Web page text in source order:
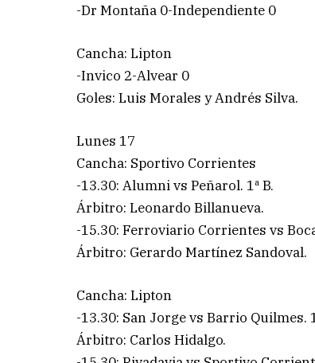
-Dr Montaña 0-Independiente 0
Cancha: Lipton
-Invico 2-Alvear 0
Goles: Luis Morales y Andrés Silva.
Lunes 17
Cancha: Sportivo Corrientes
-13.30: Alumni vs Peñarol. 1ª B.
Árbitro: Leonardo Billanueva.
-15.30: Ferroviario Corrientes vs
Árbitro: Gerardo Martínez Sandoval.
Cancha: Lipton
-13.30: San Jorge vs Barrio Quilmes.
Árbitro: Carlos Hidalgo.